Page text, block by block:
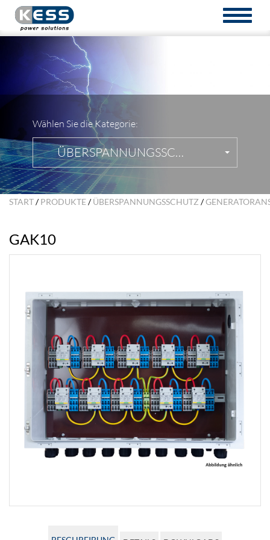
Wählen Sie die Kategorie:
ÜBERSPANNUNGSSCHUTZ
START/PRODUKTE/ÜBERSPANNUNGSSCHUTZ /
GAK10